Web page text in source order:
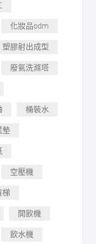
化妝品odm
塑膠射出成型
廢氣洗滌塔
桶裝水
墊
空壓機
梯
開飲機
飲水機